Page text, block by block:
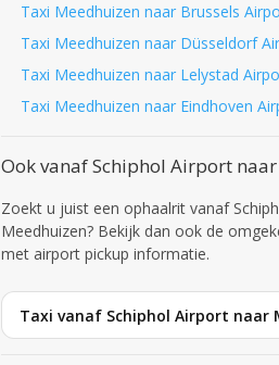
Taxi Meedhuizen naar Brussels
Taxi Meedhuizen naar Düsseldorf
Taxi Meedhuizen naar Lelystad
Taxi Meedhuizen naar Eindhoven
Ook vanaf Schiphol Airport
Zoekt u juist een ophaalrit vanaf
Meedhuizen? Bekijk dan ook de
met airport pickup informatie.
Taxi vanaf Schiphol Airport naar